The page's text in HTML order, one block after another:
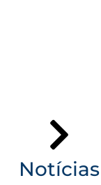
Notícias